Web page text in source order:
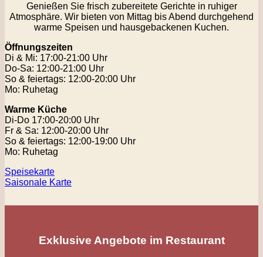
Genießen Sie frisch zubereitete Gerichte in ruhiger
Atmosphäre. Wir bieten von Mittag bis Abend durchgehend
warme Speisen und hausgebackenen Kuchen.
Öffnungszeiten
Di & Mi: 17:00-21:00 Uhr
Do-Sa: 12:00-21:00 Uhr
So & feiertags: 12:00-20:00 Uhr
Mo: Ruhetag
Warme Küche
Di-Do 17:00-20:00 Uhr
Fr & Sa: 12:00-20:00 Uhr
So & feiertags: 12:00-19:00 Uhr
Mo: Ruhetag
Speisekarte
Saisonale Karte
Exklusive Angebote im Restaurant